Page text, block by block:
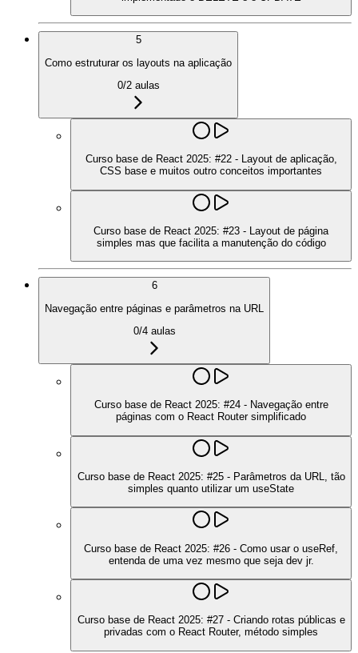
5
Como estruturar os layouts na aplicação
0/2aulas
Curso base de React 2025: #22 - Layout de aplicação,
CSS base e muitos outro conceitos importantes
Curso base de React 2025: #23 - Layout de página
simples mas que facilita a manutenção do código
6
Navegação entre páginas e parâmetros na URL
0/4aulas
Curso base de React 2025: #24 - Navegação entre
páginas com o React Router simplificado
Curso base de React 2025: #25 - Parâmetros da URL, tão
simples quanto utilizar um useState
Curso base de React 2025: #26 - Como usar o useRef,
entenda de uma vez mesmo que seja dev jr.
Curso base de React 2025: #27 - Criando rotas públicas e
privadas com o React Router, método simples